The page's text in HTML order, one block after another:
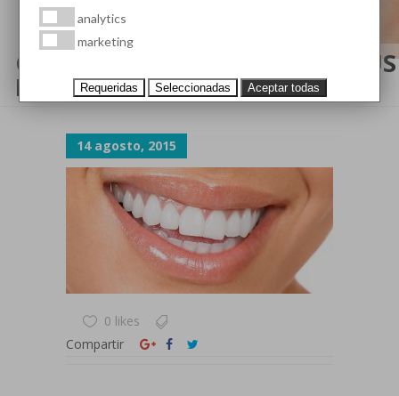
CONOCER NUESTRA BOCA Y SUS
PATOLOGÍAS
14 agosto, 2015
0 likes
Compartir
analytics
marketing
Requeridas Seleccionadas Aceptar todas